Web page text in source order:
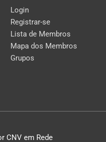
Login
Registrar-se
Lista de Membros
Mapa dos Membros
Grupos
CNV em Rede